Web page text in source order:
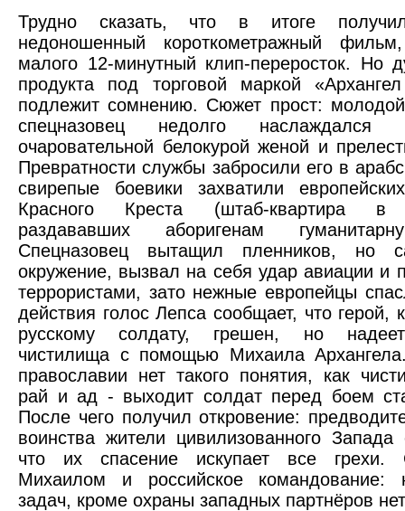
Трудно сказать, что в итоге
недоношенный короткометражный
малого 12-минутный клип-переросток. Но
продукта под торговой маркой
подлежит сомнению. Сюжет прост:
спецназовец недолго наслаждался
очаровательной белокурой женой и
Превратности службы забросили его в
свирепые боевики захватили
Красного Креста (штаб-квартира в
раздававших аборигенам
Спецназовец вытащил пленников, но
окружение, вызвал на себя удар авиации и
террористами, зато нежные европейцы
действия голос Лепса сообщает, что герой,
русскому солдату, грешен, но
чистилища с помощью Михаила
православии нет такого понятия, как
рай и ад - выходит солдат перед боем
После чего получил откровение:
воинства жители цивилизованного Запада
что их спасение искупает все грехи.
Михаилом и российское командование:
задач, кроме охраны западных партнёров